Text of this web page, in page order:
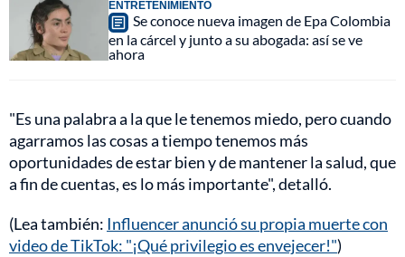
ENTRETENIMIENTO
Se conoce nueva imagen de Epa Colombia
en la cárcel y junto a su abogada: así se ve
ahora
"Es una palabra a la que le tenemos miedo, pero cuando
agarramos las cosas a tiempo tenemos más
oportunidades de estar bien y de mantener la salud, que
a fin de cuentas, es lo más importante", detalló.
(Lea también: Influencer anunció su propia muerte con
video de TikTok: "¡Qué privilegio es envejecer!")